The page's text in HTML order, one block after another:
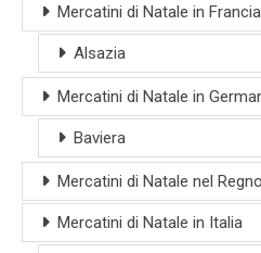
Mercatini di Natale in Francia
Alsazia
Mercatini di Natale in
Baviera
Mercatini di Natale nel
Mercatini di Natale in Italia